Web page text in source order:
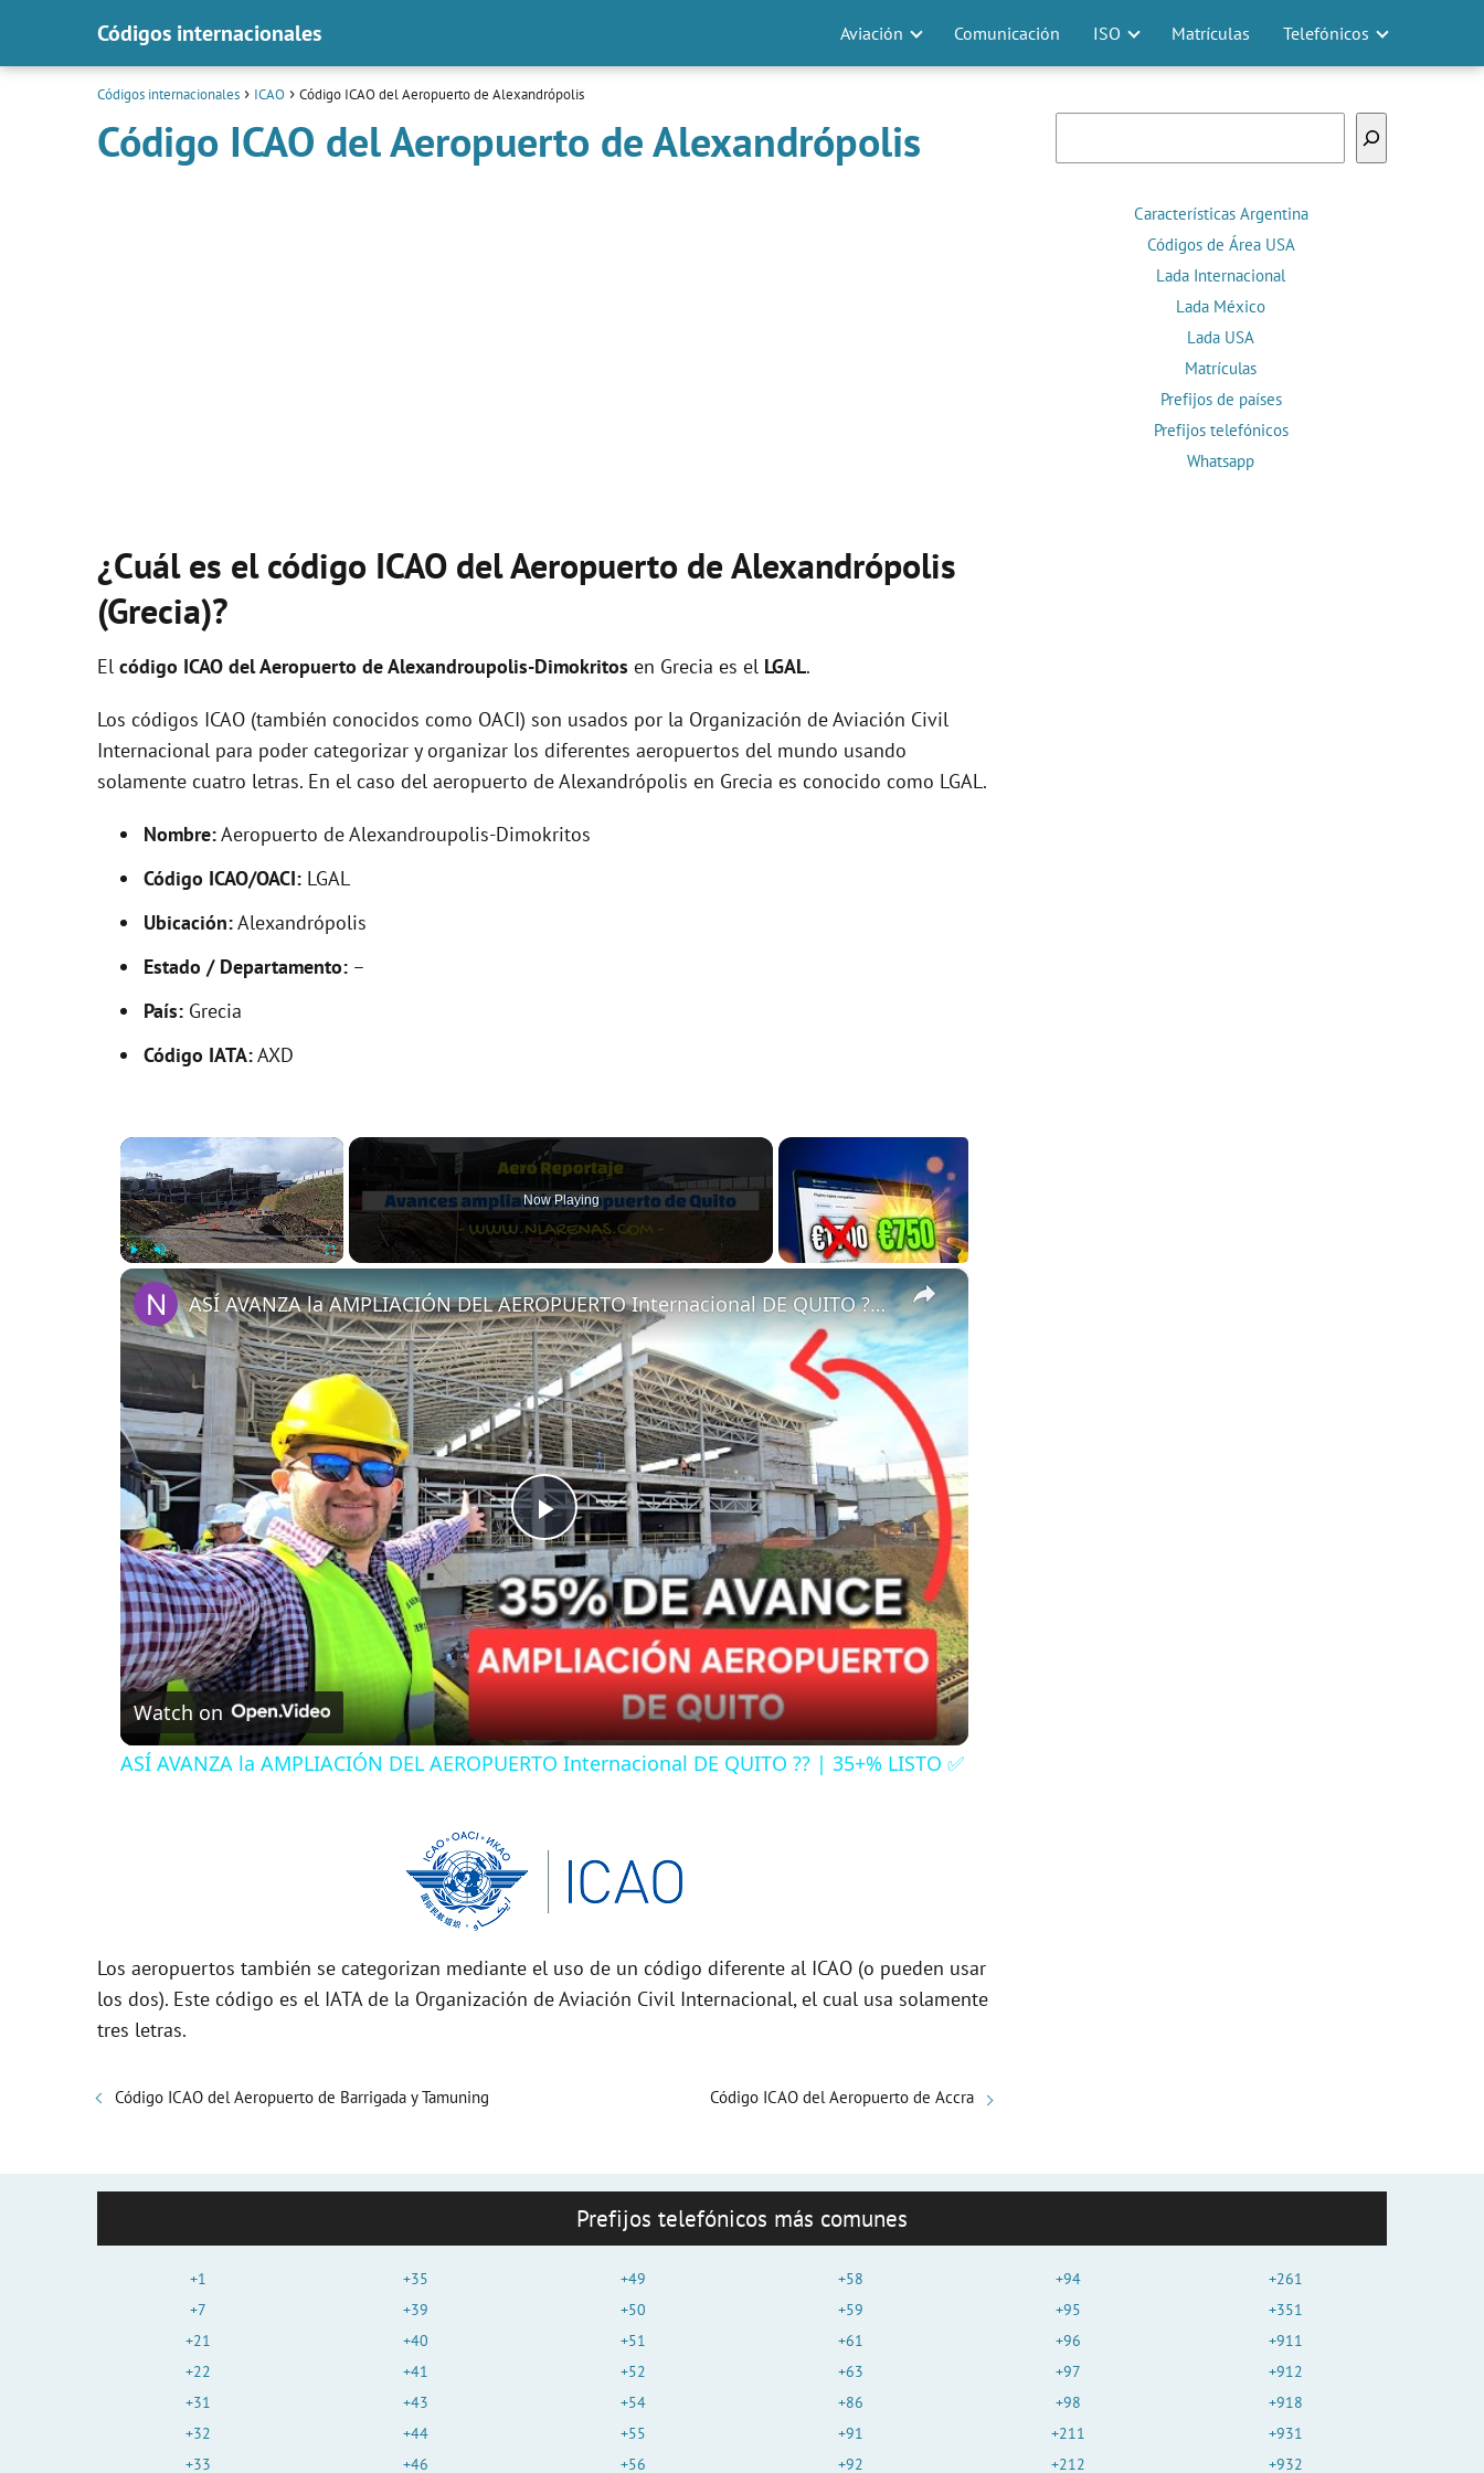
Códigos internacionales Aviación Comunicación ISO Matrículas Telefónicos
Códigos internacionales ICAO Código ICAO del Aeropuerto de Alexandrópolis
Código ICAO del Aeropuerto de Alexandrópolis
¿Cuál es el código ICAO del Aeropuerto de Alexandrópolis
(Grecia)?
El código ICAO delAeropuerto de Alexandroupolis-Dimokritos en Grecia es el LGAL.
Los códigos ICAO (también conocidos como OACI) son usados por la Organización de Aviación Civil
Internacional para poder categorizar y organizar los diferentes aeropuertos del mundo usando
solamente cuatro letras. En el caso del aeropuerto de Alexandrópolis en Grecia es conocido como LGAL.
Nombre:Aeropuerto de Alexandroupolis-Dimokritos
Código ICAO/OACI: LGAL
Ubicación:Alexandrópolis
Estado / Departamento: –
País: Grecia
Código IATA:AXD
×
Unmute
Now Playing
×
P
l
a
y
e
ASÍ AVANZA la AMPLIACIÓN DEL AEROPUERTO Internacional DE QUITO ?? | 35+% LISTO ✅
Watch on
ASÍ AVANZA la AMPLIACIÓN DEL AEROPUERTO Internacional DE QUITO ?? | 35+% LISTO ✅
Los aeropuertos también se categorizan mediante el uso de un código diferente al ICAO (o pueden usar
los dos). Este código es el IATA de la Organización de Aviación Civil Internacional, el cual usa solamente
tres letras.
Código ICAO del Aeropuerto de Barrigada y Tamuning Código ICAO del Aeropuerto de Accra
Características Argentina
Códigos de Área USA
Lada Internacional
Lada México
Lada USA
Matrículas
Prefijos de países
Prefijos telefónicos
Whatsapp
Prefijos telefónicos más comunes
+1
+7
+21
+22
+31
+32
+33
+35
+39
+40
+41
+43
+44
+46
+49
+50
+51
+52
+54
+55
+56
+58
+59
+61
+63
+86
+91
+92
+94
+95
+96
+97
+98
+211
+212
+261
+351
+911
+912
+918
+931
+932